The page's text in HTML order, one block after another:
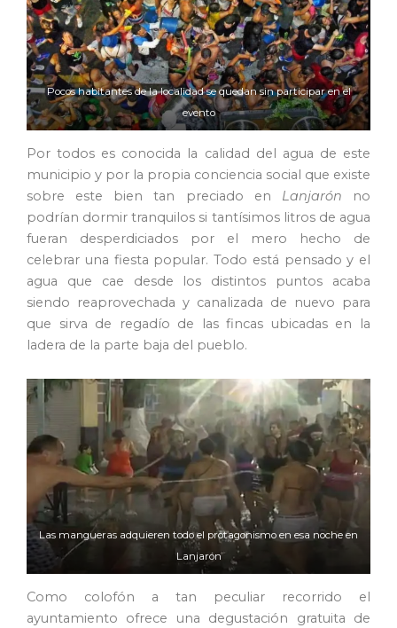
Pocos habitantes de la localidad se quedan sin participar en el
evento
Por todos es conocida la calidad del agua de este
municipio y por la propia conciencia social que existe
sobre este bien tan preciado en Lanjarón no
podrían dormir tranquilos si tantísimos litros de agua
fueran desperdiciados por el mero hecho de
celebrar una fiesta popular. Todo está pensado y el
agua que cae desde los distintos puntos acaba
siendo reaprovechada y canalizada de nuevo para
que sirva de regadío de las fincas ubicadas en la
ladera de la parte baja del pueblo.
Las mangueras adquieren todo el protagonismo en esa noche en
Lanjarón
Como colofón a tan peculiar recorrido el
ayuntamiento ofrece una degustación gratuita de